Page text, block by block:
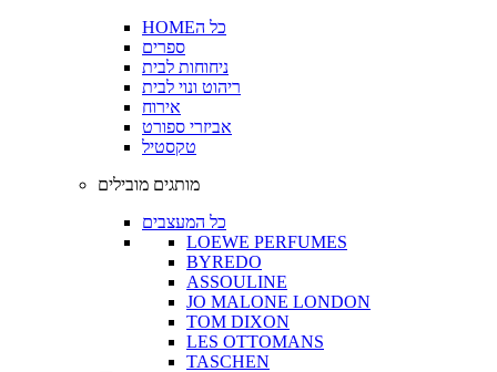
HOMEכל ה
ספרים
ניחוחות לבית
ריהוט ונוי לבית
אירוח
אביזרי ספורט
טקסטיל
מותגים מובילים
כל המעצבים
LOEWE PERFUMES
BYREDO
ASSOULINE
JO MALONE LONDON
TOM DIXON
LES OTTOMANS
TASCHEN